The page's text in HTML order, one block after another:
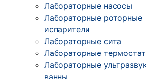
Лабораторные насосы
Лабораторные роторные
испарители
Лабораторные сита
Лабораторные
Лабораторные
ванны